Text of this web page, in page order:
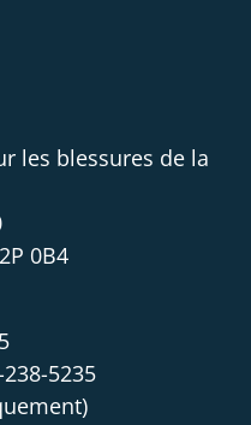
les blessures de la
0B4
5235